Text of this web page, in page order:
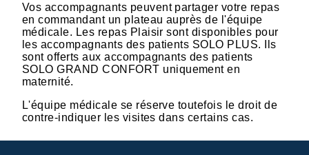
Vos accompagnants peuvent partager votre repas
en commandant un plateau auprès de l'équipe
médicale. Les repas Plaisir sont disponibles pour
les accompagnants des patients SOLO PLUS. Ils
sont offerts aux accompagnants des patients
SOLO GRAND CONFORT uniquement en
maternité.
L'équipe médicale se réserve toutefois le droit de
contre-indiquer les visites dans certains cas.